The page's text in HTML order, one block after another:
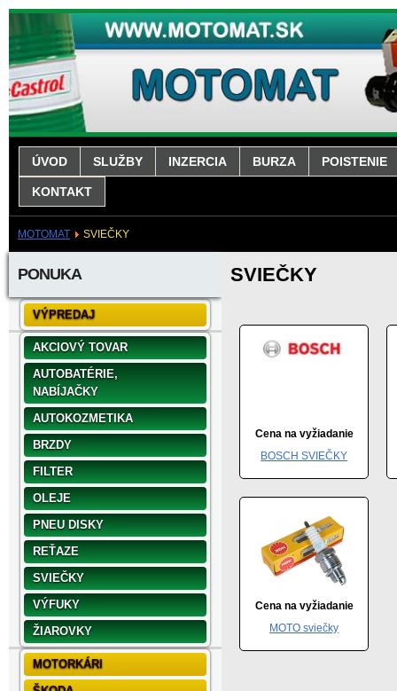
ÚVOD SLUŽBY INZERCIA BURZA POISTENIE
KONTAKT
MOTOMAT SVIEČKY
PONUKA
VÝPREDAJ
AKCIOVÝ TOVAR
AUTOBATÉRIE,
NABÍJAČKY
AUTOKOZMETIKA
BRZDY
FILTER
OLEJE
PNEU DISKY
REŤAZE
SVIEČKY
VÝFUKY
ŽIAROVKY
MOTORKÁRI
SVIEČKY
Cena na vyžiadanie
BOSCH SVIEČKY
Cena na vyžiadanie
MOTO sviečky